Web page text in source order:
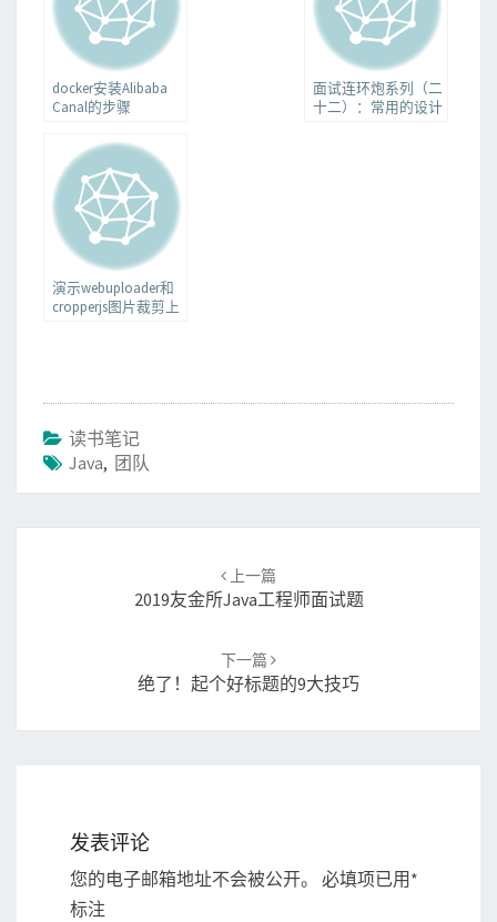
docker安装Alibaba
Canal的步骤
面试连环炮系列（二
十二）：常用的设计
演示webuploader和
cropperjs图片裁剪上
读书笔记
Java, 团队
上一篇
2019友金所Java工程师面试题
下一篇
绝了！起个好标题的9大技巧
发表评论
您的电子邮箱地址不会被公开。 必填项已用 *
标注